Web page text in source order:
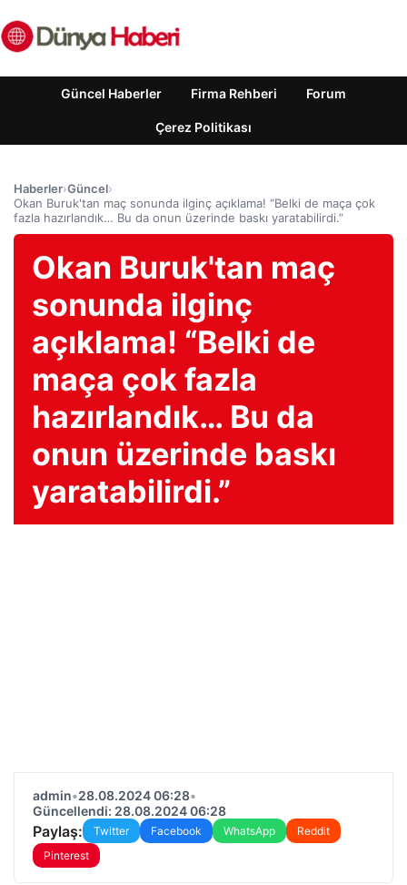
Güncel Haberler Firma Rehberi Forum
Çerez Politikası
Haberler›Güncel›
Okan Buruk'tan maç sonunda ilginç açıklama! “Belki de maça çok
fazla hazırlandık… Bu da onun üzerinde baskı yaratabilirdi.”
Okan Buruk'tan maç
sonunda ilginç
açıklama! “Belki de
maça çok fazla
hazırlandık… Bu da
onun üzerinde baskı
yaratabilirdi.”
admin•28.08.2024 06:28•
Güncellendi: 28.08.2024 06:28
Paylaş: Twitter Facebook WhatsApp
Reddit
Pinterest